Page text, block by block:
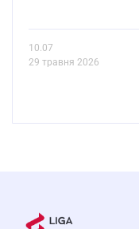
10.07
29 травня 2026